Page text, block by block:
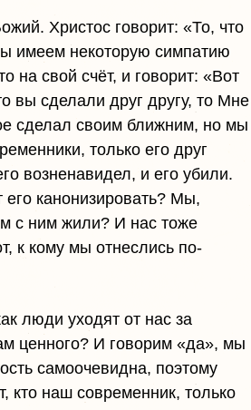
Христос говорит: «То, что
имеем некоторую симпатию
на свой счёт, и говорит: «Вот
вы сделали друг другу, то Мне
сделал своим ближним, но мы
только его друг
возненавидел, и его убили.
канонизировать? Мы,
с ним жили? И нас тоже
к кому мы отнеслись по-
люди уходят от нас за
ценного? И говорим «да», мы
самоочевидна, поэтому
кто наш современник, только